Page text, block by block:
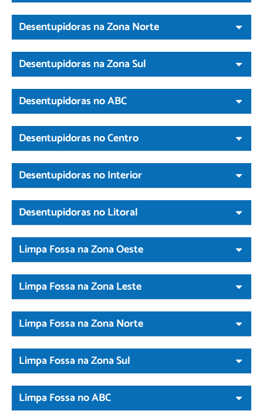
Desentupidoras na Zona Norte
Desentupidoras na Zona Sul
Desentupidoras no ABC
Desentupidoras no Centro
Desentupidoras no Interior
Desentupidoras no Litoral
Limpa Fossa na Zona Oeste
Limpa Fossa na Zona Leste
Limpa Fossa na Zona Norte
Limpa Fossa na Zona Sul
Limpa Fossa no ABC